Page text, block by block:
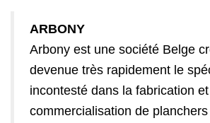
ARBONY
Arbony est une société Belge
devenue très rapidement le
incontesté dans la fabrication
commercialisation de